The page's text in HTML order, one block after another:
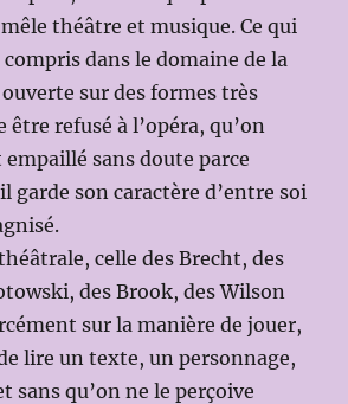
théâtre et musique. Ce qui
compris dans le domaine de la
ouverte sur des formes très
être refusé à l’opéra, qu’on
sans doute parce
garde son caractère d’entre soi
celle des Brecht, des
des Brook, des Wilson
sur la manière de jouer,
lire un texte, un personnage,
sans qu’on ne le perçoive